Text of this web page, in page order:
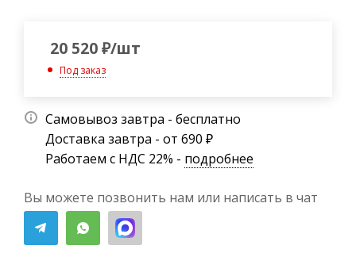
20 520₽/шт
Под заказ
Самовывоз завтра - бесплатно
Доставка завтра - от 690 ₽
Работаем с НДС 22% - подробнее
Вы можете позвонить нам или написать в чат